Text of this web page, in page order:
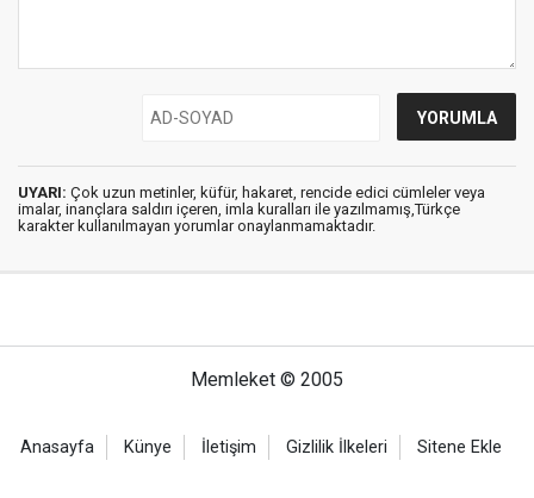
UYARI: Çok uzun metinler, küfür, hakaret, rencide edici cümleler veya
imalar, inançlara saldırı içeren, imla kuralları ile yazılmamış,Türkçe
karakter kullanılmayan yorumlar onaylanmamaktadır.
Memleket © 2005
Anasayfa Künye İletişim Gizlilik İlkeleri Sitene Ekle